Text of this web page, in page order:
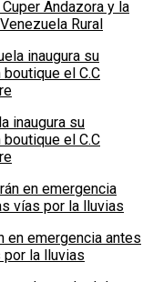
Andazora y la
Rural
inaugura su
el C.C
en emergencia antes
la lluvias